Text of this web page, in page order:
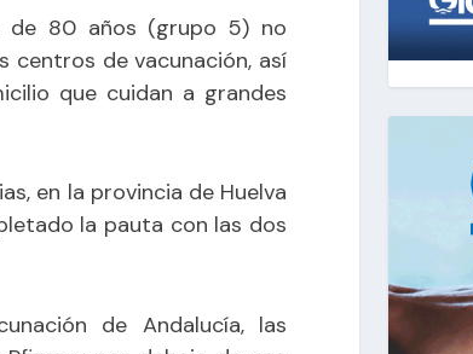
de 80 años (grupo 5) no
centros de vacunación, así
que cuidan a grandes
en la provincia de Huelva
la pauta con las dos
de Andalucía, las